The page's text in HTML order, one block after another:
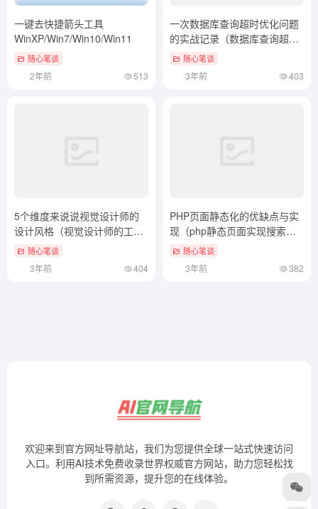
一键去快捷箭头工具
WinXP/Win7/Win10/Win11
随心笔谈
2年前 513
一次数据库查询超时优化问题
的实战记录（数据库查询超时
时间）居然可以这样
随心笔谈
3年前 403
5个维度来说说视觉设计师的
设计风格（视觉设计师的工作
职责）越早知道越好
随心笔谈
3年前 404
PHP页面静态化的优缺点与实
现（php静态页面实现搜索功
能）太疯狂了
随心笔谈
3年前 382
欢迎来到官方网址导航站，我们为您提供全球一站式快速访问
入口。利用AI技术免费收录世界权威官方网站，助力您轻松找
到所需资源，提升您的在线体验。